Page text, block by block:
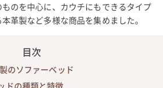
のを中心に、カウチにもできるタイプ
革製など多様な商品を集めました。
目次
のソファーベッド